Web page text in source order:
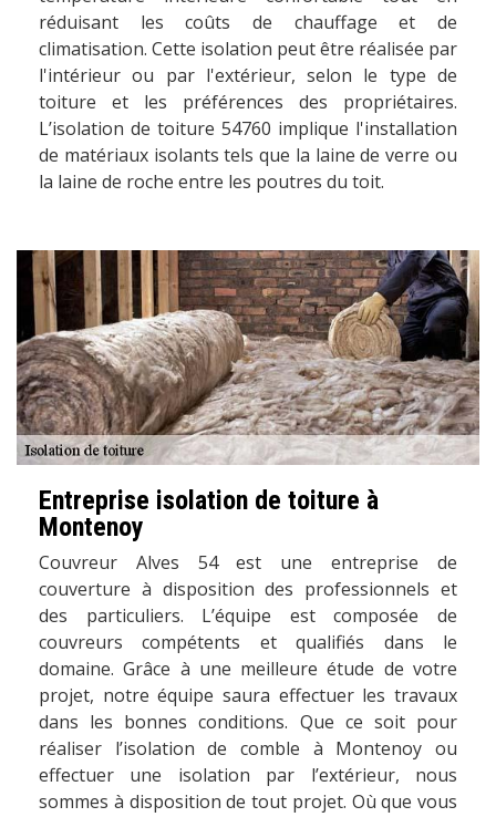
réduisant les coûts de chauffage et de
climatisation. Cette isolation peut être réalisée par
l'intérieur ou par l'extérieur, selon le type de
toiture et les préférences des propriétaires.
L’isolation de toiture 54760 implique l'installation
de matériaux isolants tels que la laine de verre ou
la laine de roche entre les poutres du toit.
Entreprise isolation de toiture à
Montenoy
Couvreur Alves 54 est une entreprise de
couverture à disposition des professionnels et
des particuliers. L’équipe est composée de
couvreurs compétents et qualifiés dans le
domaine. Grâce à une meilleure étude de votre
projet, notre équipe saura effectuer les travaux
dans les bonnes conditions. Que ce soit pour
réaliser l’isolation de comble à Montenoy ou
effectuer une isolation par l’extérieur, nous
sommes à disposition de tout projet. Où que vous